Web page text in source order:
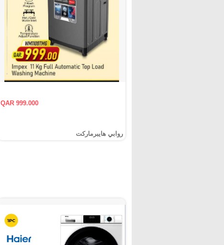
QAR 999.000
روابي هايبرماركت